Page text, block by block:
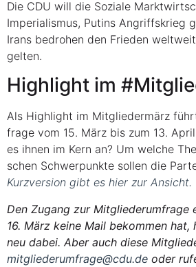
Die CDU will die Sozia­le
Impe­ria­lis­mus, Putins Angriffs­krieg
Irans bedro­hen den Frie­den
gelten.
High­light im
Als High­light im Mit­glie­der­märz
fra­ge vom 15. März bis zum 13.
es ihnen im Kern an? Um wel­che
schen Schwer­punk­te sol­len die
Kurz­ver­si­on gibt es hier zur Ansicht.
Den Zugang zur Mit­glie­der­um­fra­ge
16. März kei­ne Mail bekom­men
neu dabei. Aber auch die­se
mitgliederumfrage@cdu.de oder